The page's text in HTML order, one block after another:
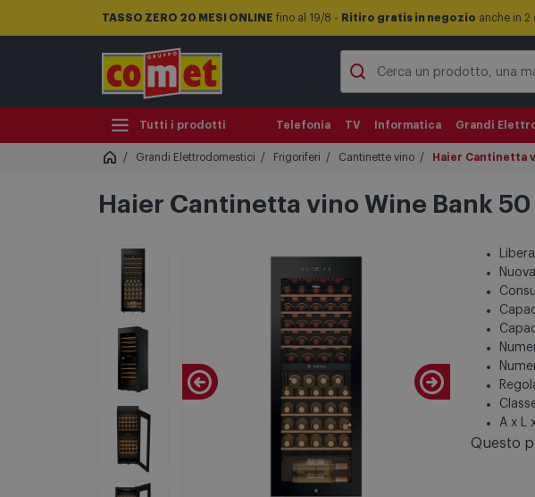
TASSO ZERO 20 MESI ONLINE fino al 19/8 - Ritiro gratis in negozio anche in 2
Tutti i prodotti Telefonia TV Informatica Grandi
Grandi Elettrodomestici Frigoriferi Cantinette vino Haier Cantinetta
Haier Cantinetta vino Wine Bank
A x L
Questo